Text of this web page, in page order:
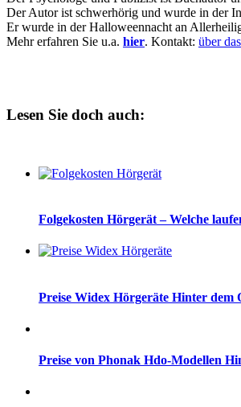
Der Autor ist schwerhörig und wurde in der
Er wurde in der Halloweennacht an
Mehr erfahren Sie u.a. hier. Kontakt: über
Lesen Sie doch auch:
Folgekosten Hörgerät – Welche
Preise Widex Hörgeräte Hinter dem
Preise von Phonak Hdo-Modellen